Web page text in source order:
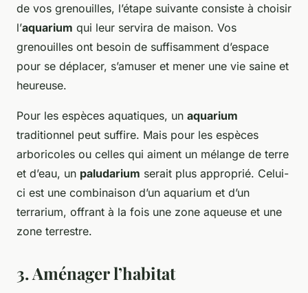
de vos grenouilles, l’étape suivante consiste à choisir
l’aquarium qui leur servira de maison. Vos
grenouilles ont besoin de suffisamment d’espace
pour se déplacer, s’amuser et mener une vie saine et
heureuse.
Pour les espèces aquatiques, un aquarium
traditionnel peut suffire. Mais pour les espèces
arboricoles ou celles qui aiment un mélange de terre
et d’eau, un paludarium serait plus approprié. Celui-
ci est une combinaison d’un aquarium et d’un
terrarium, offrant à la fois une zone aqueuse et une
zone terrestre.
3. Aménager l’habitat